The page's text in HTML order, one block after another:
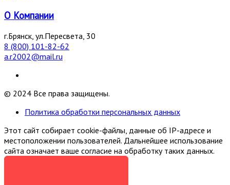
О Компании
г.Брянск, ул.Пересвета, 30
8 (800) 101-82-62
a.r2002@mail.ru
© 2024 Все права защищены.
Политика обработки персональных данных
Этот сайт собирает cookie-файлы, данные об IP-адресе и
местоположении пользователей. Дальнейшее использование
сайта означает ваше согласие на обработку таких данных.